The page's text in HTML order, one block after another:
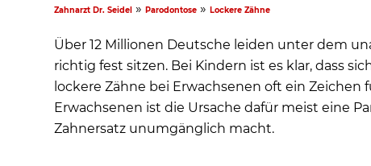
Zahnarzt Dr. Seidel »Parodontose »Lockere Zähne
Über 12 Millionen Deutsche leiden unter dem
richtig fest sitzen. Bei Kindern ist es klar, dass
lockere Zähne bei Erwachsenen oft ein
Erwachsenen ist die Ursache dafür meist eine
Zahnersatz unumgänglich macht.